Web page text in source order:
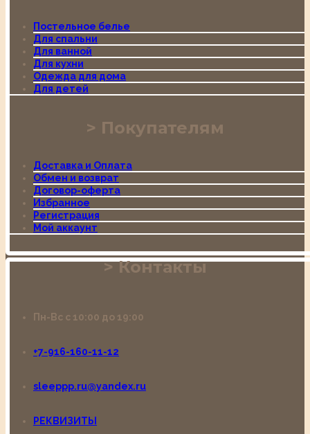
Постельное белье
Для спальни
Для ванной
Для кухни
Одежда для дома
Для детей
Покупателям
Доставка и Оплата
Обмен и возврат
Договор-оферта
Избранное
Регистрация
Мой аккаунт
Контакты
Пн-Вс с 10:00 до 19:00
+7-916-160-11-12
sleeppp.ru@yandex.ru
РЕКВИЗИТЫ